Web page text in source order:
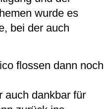
wurde es
bei der auch
flossen dann noch
auch dankbar für